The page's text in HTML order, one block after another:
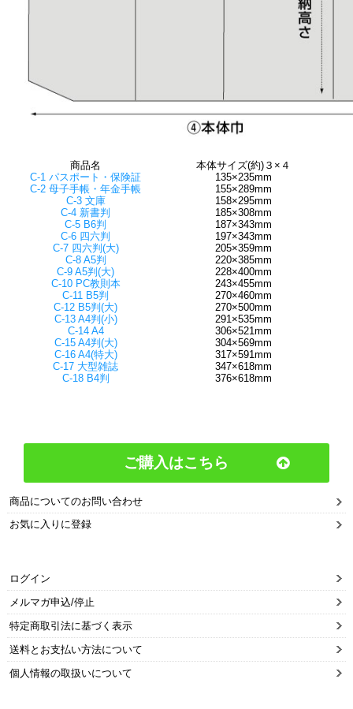
商品名
本体サイズ(約)３×４
C-1 パスポート・保険証
135×235mm
C-2 母子手帳・年金手帳
155×289mm
C-3 文庫
158×295mm
C-4 新書判
185×308mm
C-5 B6判
187×343mm
C-6 四六判
197×343mm
C-7 四六判(大)
205×359mm
C-8 A5判
220×385mm
C-9 A5判(大)
228×400mm
C-10 PC教則本
243×455mm
C-11 B5判
270×460mm
C-12 B5判(大)
270×500mm
C-13 A4判(小)
291×535mm
C-14 A4
306×521mm
C-15 A4判(大)
304×569mm
C-16 A4(特大)
317×591mm
C-17 大型雑誌
347×618mm
C-18 B4判
376×618mm
ご購入はこちら
商品についてのお問い合わせ
お気に入りに登録
ログイン
メルマガ申込/停止
特定商取引法に基づく表示
送料とお支払い方法について
個人情報の取扱いについて